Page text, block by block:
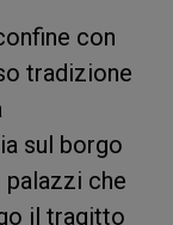
con
tradizione
sul borgo
che
il tragitto